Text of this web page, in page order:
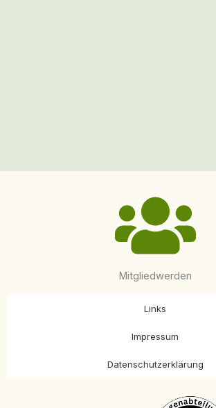
Mitgliedwerden
Links
Impressum
Datenschutzerklärung